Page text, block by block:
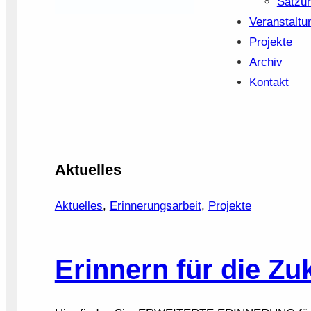
Projekte
Archiv
Kontakt
Aktuelles
Aktuelles, Erinnerungsarbeit, Projekte
Erinnern für die